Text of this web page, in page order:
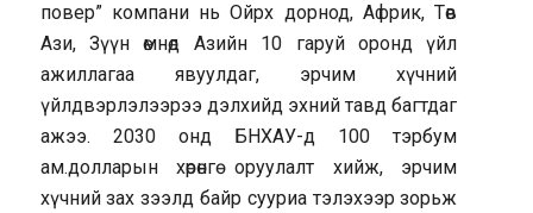
повер” компани нь Ойрх дорнод, Африк, Төв
Ази, Зүүн өмнөд Азийн 10 гаруй оронд үйл
ажиллагаа явуулдаг, эрчим хүчний
үйлдвэрлэлээрээ дэлхийд эхний тавд багтдаг
ажээ. 2030 онд БНХАУ-д 100 тэрбум
ам.долларын хөрөнгө оруулалт хийж, эрчим
хүчний зах зээлд байр сууриа тэлэхээр зорьж